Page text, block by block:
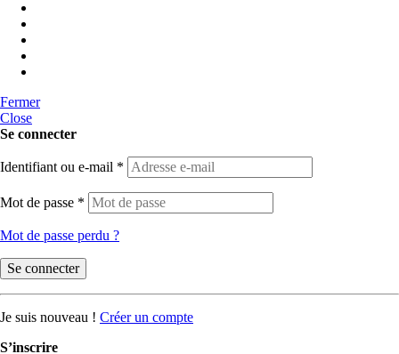
Fermer
Close
Se connecter
Identifiant ou e-mail *
Mot de passe *
Mot de passe perdu ?
Se connecter
Je suis nouveau ! Créer un compte
S’inscrire